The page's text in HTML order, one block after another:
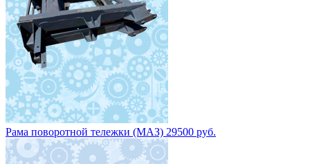
Рама поворотной тележки (МАЗ) 29500 руб.